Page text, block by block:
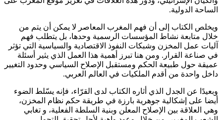
الساحة الدولية.
ويخلص الكتاب إلى أن فهم المغرب المعاصر لا يمكن أن يتم من
خلال متابعة نشاط المؤسسات الرسمية وحدها، بل يتطلب فهم
آليات عمل المخزن وشبكات النفوذ الاقتصادية والسياسية التي تؤثر
في صناعة القرار. ومن هنا تبرز أهمية هذا العمل الذي يثير أسئلة
عميقة حول طبيعة الحكم ومستقبل الإصلاح السياسي وحدود التغيير
داخل واحدة من أقدم الملكيات في العالم العربي.
وبعيدًا عن الجدل الذي أثاره الكتاب لدى القرّاء، فإنه يسّلط الضوء
أيضا على إشكالية جوهرية بارزة في طريقة حكم نظام المخزن،
وهي العلاقة بين الإصلاح المعلن وبنية السلطة الفعلية، و تغابي